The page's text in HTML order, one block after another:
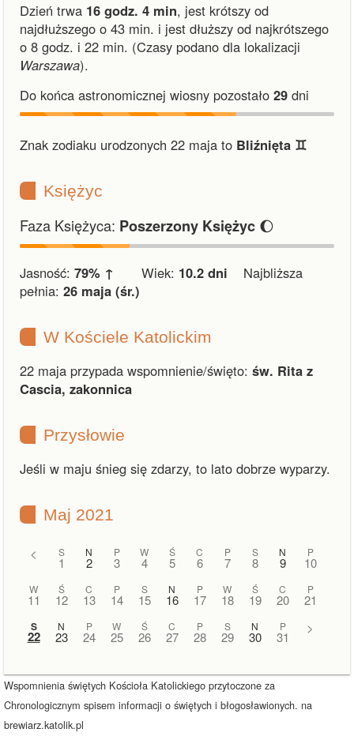
Dzień trwa 16 godz. 4 min, jest krótszy od
najdłuższego o 43 min. i jest dłuższy od najkrótszego
o 8 godz. i 22 min. (Czasy podano dla lokalizacji
Warszawa).
Do końca astronomicznej wiosny pozostało 29 dni
Znak zodiaku urodzonych 22 maja to Bliźnięta ♊︎
Księżyc
Faza Księżyca: Poszerzony Księżyc 🌔
Jasność: 79% ↑ Wiek: 10.2 dni Najbliższa
pełnia: 26 maja (śr.)
W Kościele Katolickim
22 maja przypada wspomnienie/święto: św. Rita z
Cascia, zakonnica
Przysłowie
Jeśli w maju śnieg się zdarzy, to lato dobrze wyparzy.
Maj 2021
< S
1
N
2
P
3
W
4
Ś
5
C
6
P
7
S
8
N
9
P
10
W
11
Ś
12
C
13
P
14
S
15
N
16
P
17
W
18
Ś
19
C
20
P
21
S
22
N
23
P
24
W
25
Ś
26
C
27
P
28
S
29
N
30
P
31
>
Wspomnienia świętych Kościoła Katolickiego przytoczone za
Chronologicznym spisem informacji o świętych i błogosławionych. na
brewiarz.katolik.pl